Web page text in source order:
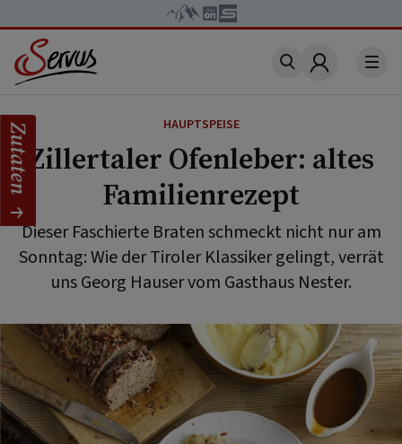
Account
HAUPTSPEISE
Zillertaler Ofenleber: altes
Familienrezept
Dieser Faschierte Braten schmeckt nicht nur am
Sonntag: Wie der Tiroler Klassiker gelingt, verrät
uns Georg Hauser vom Gasthaus Nester.
Zutaten